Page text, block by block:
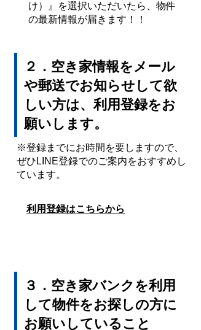
け）』を選択いただいたら、物件
の最新情報が届きます！！
２．空き家情報をメール
や郵送でお知らせして欲
しい方は、利用登録をお
願いします。
※登録までにお時間を要しますので、
ぜひLINE登録でのご案内をおすすめし
ています。
利用登録はこちらから
３．空き家バンクを利用
して物件をお探しの方に
お願いしていること